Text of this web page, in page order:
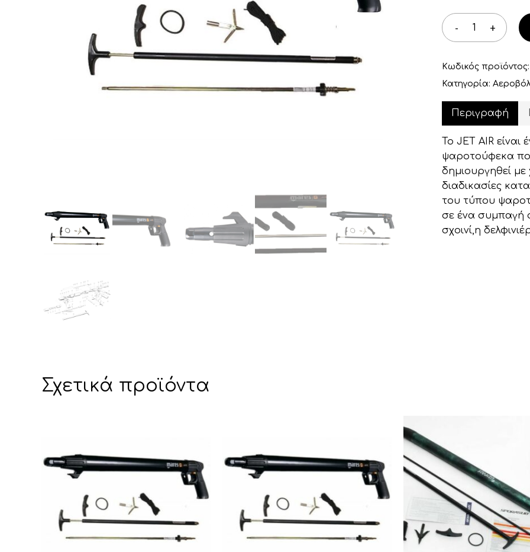
Κωδικός
Κατηγορία:
Περιγραφή
Το JET AIR είναι
ψαροτούφεκα
δημιουργηθεί
διαδικασίες
του τύπου
σε ένα συμπαγή
σχοινί,η
Σχετικά προϊόντα